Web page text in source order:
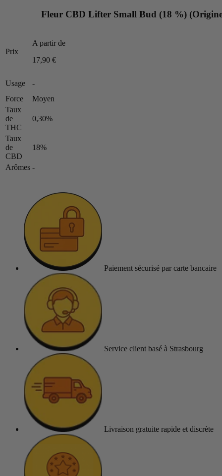
Fleur CBD Lifter Small Bud (18 %)
Prix
A partir de
17,90 €
Usage
-
Force
Moyen
Taux
de
THC
0,30%
Taux
de
CBD
18%
Arômes -
Paiement sécurisé par carte bancaire
Service client basé à Strasbourg
Livraison gratuite rapide et discrète